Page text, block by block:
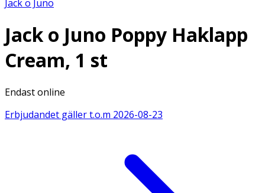
Jack o Juno
Jack o Juno Poppy Haklapp
Cream, 1 st
Endast online
Erbjudandet gäller t.o.m 2026-08-23